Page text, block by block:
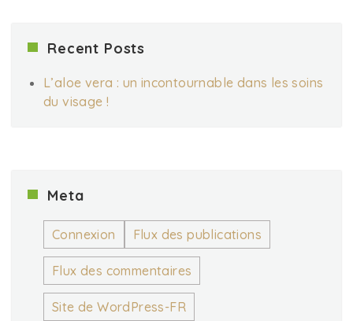
Recent Posts
L’aloe vera : un incontournable dans les soins
du visage !
Meta
Connexion Flux des publications
Flux des commentaires
Site de WordPress-FR